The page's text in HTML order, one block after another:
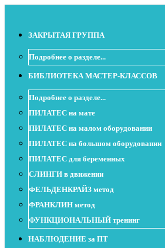
ЗАКРЫТАЯ ГРУППА
Подробнее о разделе...
БИБЛИОТЕКА МАСТЕР-КЛАССОВ
Подробнее о разделе...
ПИЛАТЕС на мате
ПИЛАТЕС на малом оборудовании
ПИЛАТЕС на большом оборудовании
ПИЛАТЕС для беременных
СЛИНГИ в движении
ФЕЛЬДЕНКРАЙЗ метод
ФРАНКЛИН метод
ФУНКЦИОНАЛЬНЫЙ тренинг
НАБЛЮДЕНИЕ за ПТ